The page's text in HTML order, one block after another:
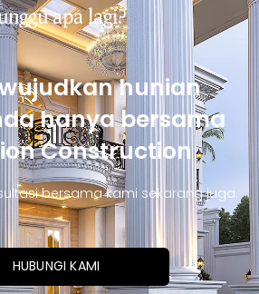
apa lagi?
hunian
hanya bersama
Construction
bersama kami sekarang juga.
HUBUNGI KAMI